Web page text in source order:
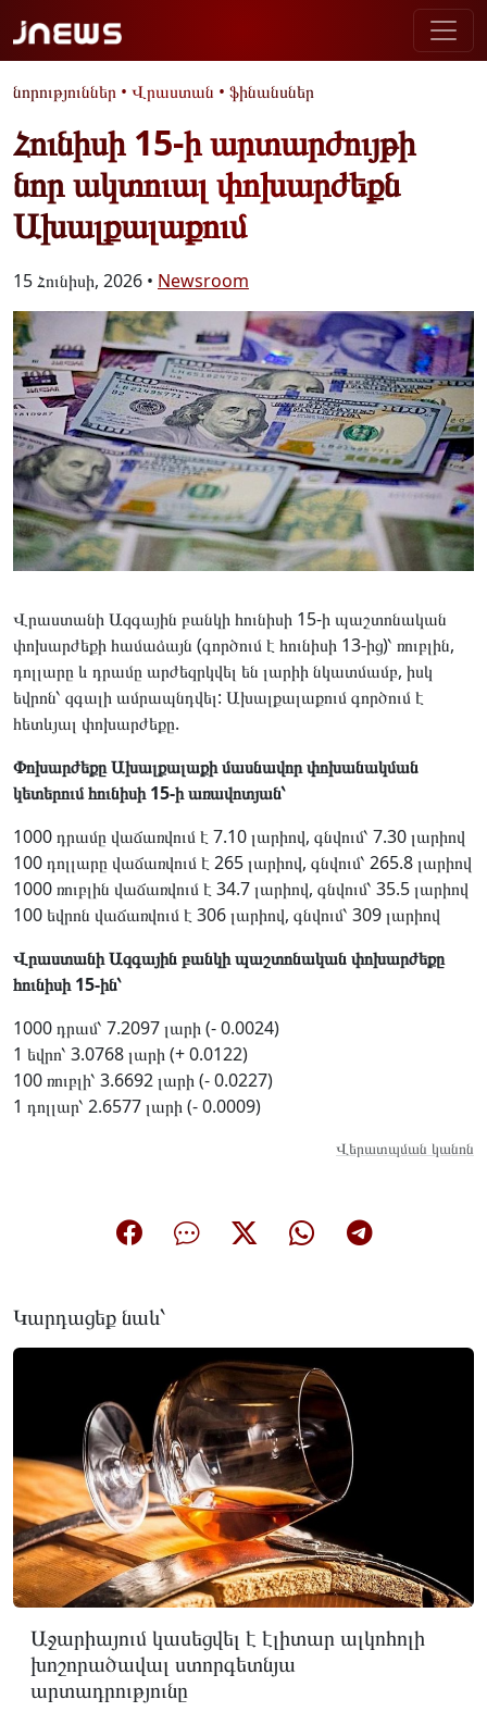
նորություններ • Վրաստան • ֆինանսներ
Հունիսի 15-ի արտարժույթի
նոր ակտուալ փոխարժեքն
Ախալքալաքում
15 Հունիսի, 2026 • Newsroom
Վրաստանի Ազգային բանկի հունիսի 15-ի պաշտոնական
փոխարժեքի համաձայն (գործում է հունիսի 13-ից)՝ ռուբլին,
դոլլարը և դրամը արժեզրկվել են լարիի նկատմամբ, իսկ
եվրոն՝ զգալի ամրապնդվել: Ախալքալաքում գործում է
հետևյալ փոխարժեքը.
Փոխարժեքը Ախալքալաքի մասնավոր փոխանակման
կետերում հունիսի 15-ի առավոտյան՝
1000 դրամը վաճառվում է 7.10 լարիով, գնվում՝ 7.30 լարիով
100 դոլլարը վաճառվում է 265 լարիով, գնվում՝ 265.8 լարիով
1000 ռուբլին վաճառվում է 34.7 լարիով, գնվում՝ 35.5 լարիով
100 եվրոն վաճառվում է 306 լարիով, գնվում՝ 309 լարիով
Վրաստանի Ազգային բանկի պաշտոնական փոխարժեքը
հունիսի 15-ին՝
1000 դրամ՝ 7.2097 լարի (- 0.0024)
1 եվրո՝ 3.0768 լարի (+ 0.0122)
100 ռուբլի՝ 3.6692 լարի (- 0.0227)
1 դոլլար՝ 2.6577 լարի (- 0.0009)
Վերատպման կանոն
Կարդացեք նաև՝
Աջարիայում կասեցվել է էլիտար ալկոհոլի
խոշորածավալ ստորգետնյա
արտադրությունը